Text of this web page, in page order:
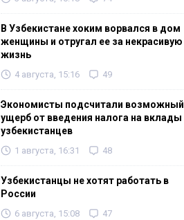
В Узбекистане хоким ворвался в дом
женщины и отругал ее за некрасивую
жизнь
4 августа, 15:16 49
Экономисты подсчитали возможный
ущерб от введения налога на вклады
узбекистанцев
1 августа, 16:31 48
Узбекистанцы не хотят работать в
России
6 августа, 15:08 47